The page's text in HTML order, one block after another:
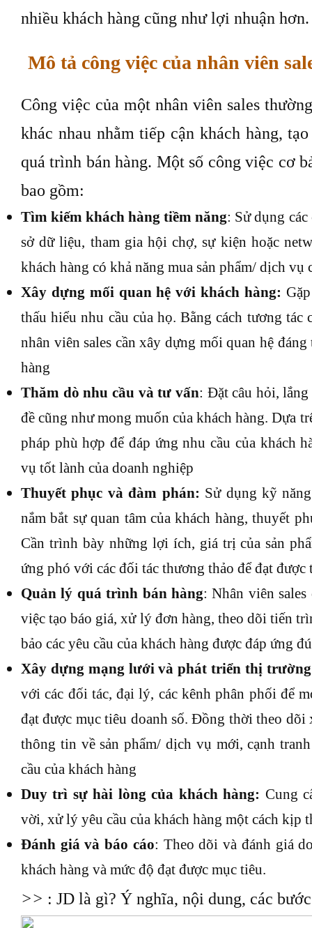
nhiều khách hàng cũng như lợi nhuận hơn.
Mô tả công việc của nhân viên
Công việc của một nhân viên sales
khác nhau nhằm tiếp cận khách hàng,
quá trình bán hàng. Một số công việc cơ
bao gồm:
Tìm kiếm khách hàng tiềm năng: Sử dụng
sở dữ liệu, tham gia hội chợ, sự kiện hoặc
khách hàng có khả năng mua sản phẩm/ dịch vụ
Xây dựng mối quan hệ với khách hàng:
thấu hiểu nhu cầu của họ. Bằng cách tương
nhân viên sales cần xây dựng mối quan hệ
hàng
Thăm dò nhu cầu và tư vấn: Đặt câu hỏi,
đề cũng như mong muốn của khách hàng. Dựa
pháp phù hợp để đáp ứng nhu cầu của khách
vụ tốt lành của doanh nghiệp
Thuyết phục và đàm phán: Sử dụng kỹ
nắm bắt sự quan tâm của khách hàng, thuyết
Cần trình bày những lợi ích, giá trị của sản
ứng phó với các đối tác thương thảo để đạt được
Quản lý quá trình bán hàng: Nhân viên
việc tạo báo giá, xử lý đơn hàng, theo dõi tiến
bảo các yêu cầu của khách hàng được đáp ứng
Xây dựng mạng lưới và phát triển thị trường
với các đối tác, đại lý, các kênh phân phối để
đạt được mục tiêu doanh số. Đồng thời theo
thông tin về sản phẩm/ dịch vụ mới, cạnh
cầu của khách hàng
Duy trì sự hài lòng của khách hàng: Cung
vời, xử lý yêu cầu của khách hàng một cách kịp
Đánh giá và báo cáo: Theo dõi và đánh giá
khách hàng và mức độ đạt được mục tiêu.
>> : JD là gì? Ý nghĩa, nội dung, các